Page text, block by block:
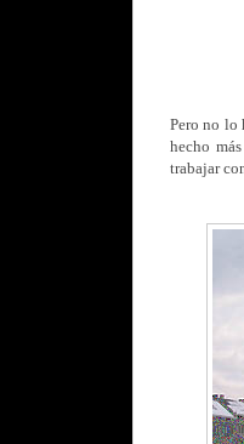
Pero no lo
hecho
trabajar